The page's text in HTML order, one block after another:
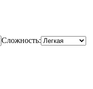
Сложность: